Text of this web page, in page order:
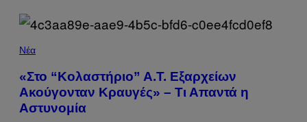
Νέα
«Στο “Κολαστήριο” Α.Τ. Εξαρχείων
Ακούγονταν Κραυγές» – Τι Απαντά η
Αστυνομία